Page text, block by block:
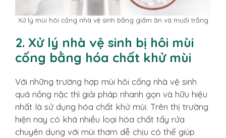
Xử lý mùi hôi cống nhà vệ sinh bằng giấm ăn và muối trắng
2. Xử lý nhà vệ sinh bị hôi mùi
cống bằng hóa chất khử mùi
Với những trường hợp mùi hôi cống nhà vệ sinh
quá nồng nặc thì giải pháp nhanh gọn và hữu hiệu
nhất là sử dụng hóa chất khử mùi. Trên thị trường
hiện nay có khá nhiều loại hóa chất tẩy rửa
chuyên dụng với mùi thơm dễ chịu có thể giúp